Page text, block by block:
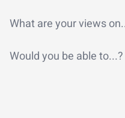
What are your views
Would you be able to...?